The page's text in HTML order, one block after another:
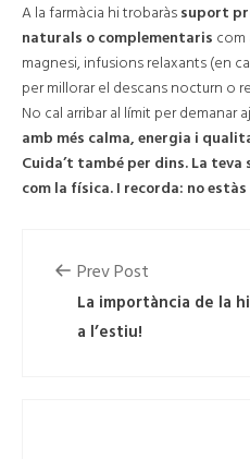
A la farmàcia hi trobaràssuport
naturals o complementaris
magnesi, infusions relaxants (en
per millorar el descans nocturn o
No cal arribar al límit per demanar
amb més calma, energia i
Cuida’t també per dins. La
com la física. I recorda: no
Prev Post
La importància de la
a l’estiu!